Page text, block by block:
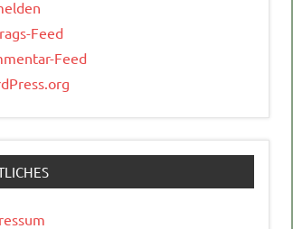
Feed
Feed